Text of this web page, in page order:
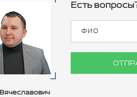
Есть